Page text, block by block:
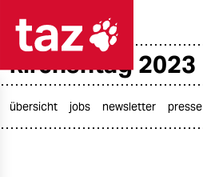
taz zahl ich
kirchentag 2023
übersicht jobs newsletter presse